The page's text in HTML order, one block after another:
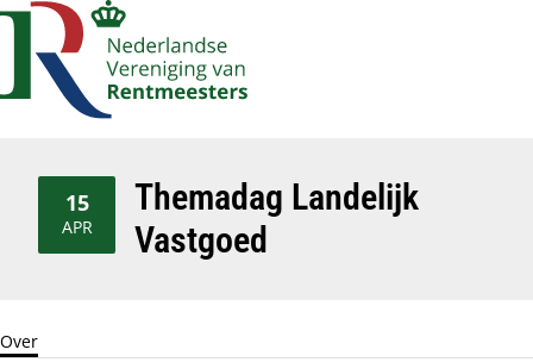
15
APR2026
Themadag Landelijk
Vastgoed
Over